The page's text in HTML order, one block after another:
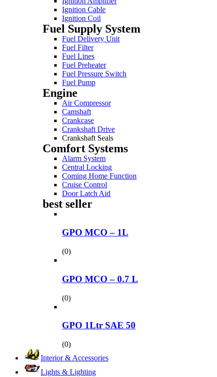
Ignition Cable
Ignition Coil
Fuel Supply System
Fuel Delivery Unit
Fuel Filter
Fuel Lines
Fuel Preheater
Fuel Pressure Switch
Fuel Pump
Engine
Air Compressor
Camshaft
Crankcase
Crankshaft Drive
Crankshaft Seals
Comfort Systems
Alarm System
Central Locking
Coming Home Function
Cruise Control
Door Latch Aid
best seller
GPO MCO – 1L
(0)
GPO MCO – 0.7 L
(0)
GPO 1Ltr SAE 50
(0)
Interior & Accessories
Lights & Lighting